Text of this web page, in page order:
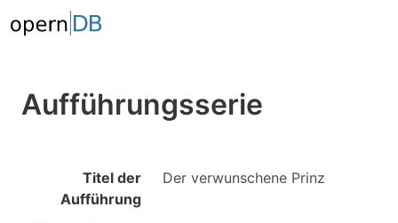
Aufführungsserie
Titel der
Aufführung
Der verwunschene Prinz